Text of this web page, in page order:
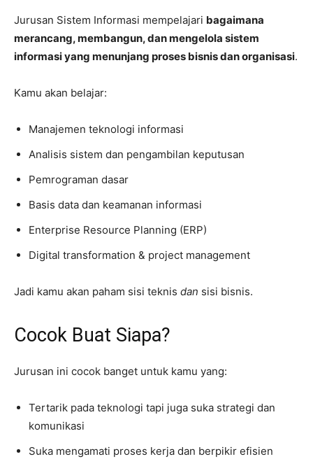
Jurusan Sistem Informasi mempelajari bagaimana
merancang, membangun, dan mengelola sistem
informasi yang menunjang proses bisnis dan organisasi.
Kamu akan belajar:
Manajemen teknologi informasi
Analisis sistem dan pengambilan keputusan
Pemrograman dasar
Basis data dan keamanan informasi
Enterprise Resource Planning (ERP)
Digital transformation & project management
Jadi kamu akan paham sisi teknis dan sisi bisnis.
Cocok Buat Siapa?
Jurusan ini cocok banget untuk kamu yang:
Tertarik pada teknologi tapi juga suka strategi dan
komunikasi
Suka mengamati proses kerja dan berpikir efisien